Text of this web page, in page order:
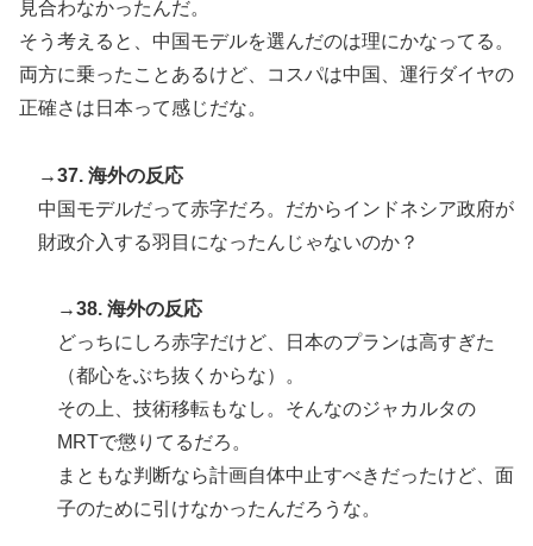
見合わなかったんだ。
そう考えると、中国モデルを選んだのは理にかなってる。
両方に乗ったことあるけど、コスパは中国、運行ダイヤの
正確さは日本って感じだな。
→37. 海外の反応
中国モデルだって赤字だろ。だからインドネシア政府が
財政介入する羽目になったんじゃないのか？
→38. 海外の反応
どっちにしろ赤字だけど、日本のプランは高すぎた
（都心をぶち抜くからな）。
その上、技術移転もなし。そんなのジャカルタの
MRTで懲りてるだろ。
まともな判断なら計画自体中止すべきだったけど、面
子のために引けなかったんだろうな。